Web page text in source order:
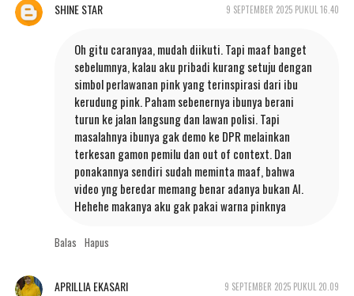
SHINE STAR 9 SEPTEMBER 2025 PUKUL 16.40
Oh gitu caranyaa, mudah diikuti. Tapi maaf banget
sebelumnya, kalau aku pribadi kurang setuju dengan
simbol perlawanan pink yang terinspirasi dari ibu
kerudung pink. Paham sebenernya ibunya berani
turun ke jalan langsung dan lawan polisi. Tapi
masalahnya ibunya gak demo ke DPR melainkan
terkesan gamon pemilu dan out of context. Dan
ponakannya sendiri sudah meminta maaf, bahwa
video yng beredar memang benar adanya bukan AI.
Hehehe makanya aku gak pakai warna pinknya
Balas Hapus
APRILLIA EKASARI 9 SEPTEMBER 2025 PUKUL 20.09